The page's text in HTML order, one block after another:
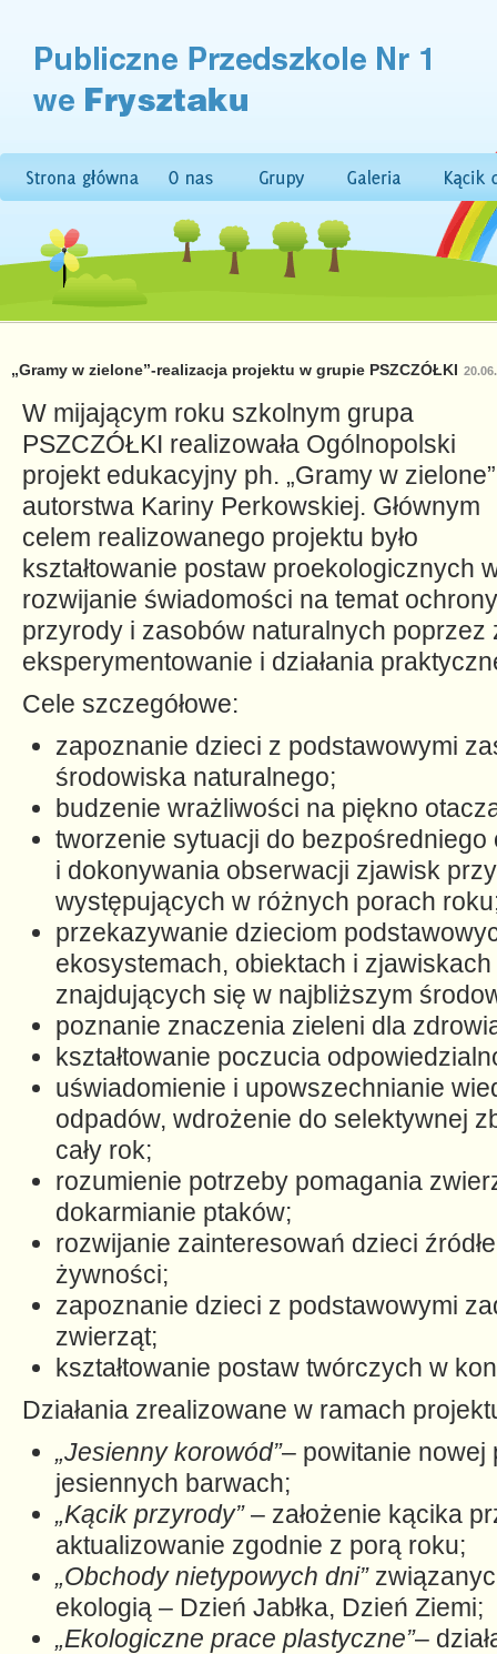
„Gramy w zielone”-realizacja projektu w grupie PSZCZÓŁKI
W mijającym roku szkolnym grupa
PSZCZÓŁKI realizowała Ogólnopolski
projekt edukacyjny ph. „Gramy w
autorstwa Kariny Perkowskiej. Głównym
celem realizowanego projektu było
kształtowanie postaw proekologicznych
rozwijanie świadomości na temat
przyrody i zasobów naturalnych poprzez
eksperymentowanie i działania
Cele szczegółowe:
zapoznanie dzieci z podstawowymi
środowiska naturalnego;
budzenie wrażliwości na piękno
tworzenie sytuacji do
i dokonywania obserwacji zjawisk
występujących w różnych porach
przekazywanie dzieciom
ekosystemach, obiektach i
znajdujących się w najbliższym
poznanie znaczenia zieleni dla
kształtowanie poczucia
uświadomienie i upowszechnianie
odpadów, wdrożenie do selektywnej
cały rok;
rozumienie potrzeby pomagania
dokarmianie ptaków;
rozwijanie zainteresowań dzieci
żywności;
zapoznanie dzieci z podstawowymi
zwierząt;
kształtowanie postaw twórczych w
Działania zrealizowane w ramach
„Jesienny korowód”– powitanie nowej
jesiennych barwach;
„Kącik przyrody”– założenie kącika
aktualizowanie zgodnie z porą roku;
„Obchody nietypowych dni”
ekologią – Dzień Jabłka, Dzień Ziemi;
„Ekologiczne prace plastyczne”–